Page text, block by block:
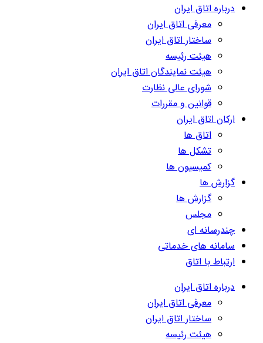
درباره اتاق ایران
معرفی اتاق ایران
ساختار اتاق ایران
هیئت رئیسه
هیئت نمایندگان اتاق ایران
شورای عالی نظارت
قوانین و مقررات
ارکان اتاق ایران
اتاق ها
تشکل ها
کمیسیون ها
گزارش ها
گزارش ها
مجلس
چندرسانه ای
سامانه های خدماتی
ارتباط با اتاق
درباره اتاق ایران
معرفی اتاق ایران
ساختار اتاق ایران
هیئت رئیسه